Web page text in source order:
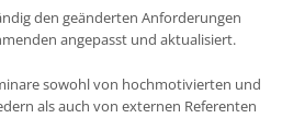
den geänderten Anforderungen
angepasst und aktualisiert.
sowohl von hochmotivierten und
als auch von externen Referenten